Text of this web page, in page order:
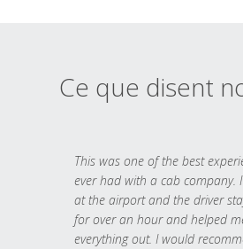
Ce que disent
This was one of the best
ever had with a cab company.
at the airport and the driver
for over an hour and helped
everything out. I would